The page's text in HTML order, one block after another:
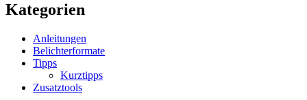
Kategorien
Anleitungen
Belichterformate
Tipps
Kurztipps
Zusatztools